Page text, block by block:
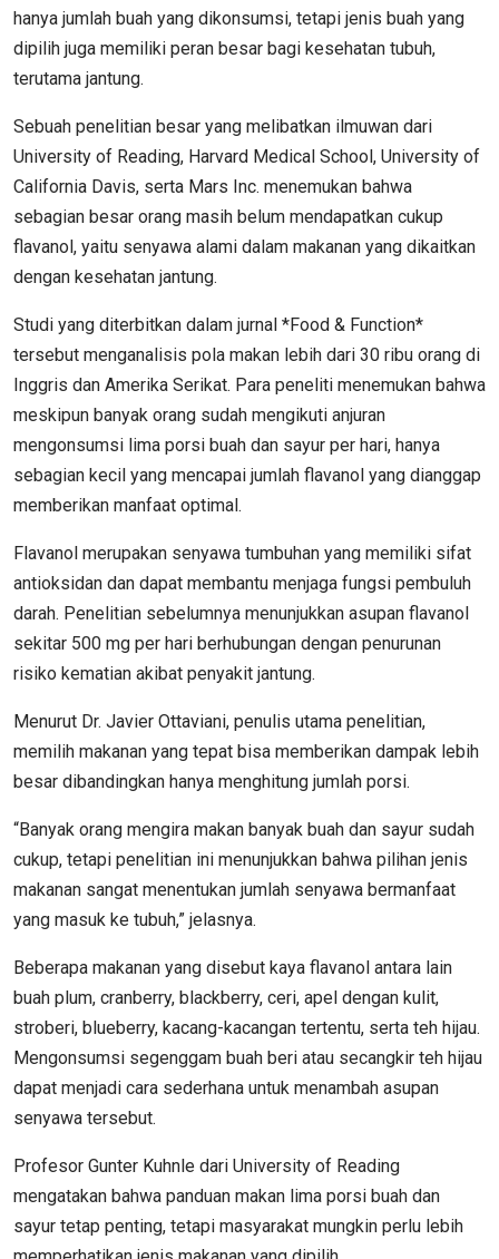
hanya jumlah buah yang dikonsumsi, tetapi jenis buah yang
dipilih juga memiliki peran besar bagi kesehatan tubuh,
terutama jantung.
Sebuah penelitian besar yang melibatkan ilmuwan dari
University of Reading, Harvard Medical School, University of
California Davis, serta Mars Inc. menemukan bahwa
sebagian besar orang masih belum mendapatkan cukup
flavanol, yaitu senyawa alami dalam makanan yang dikaitkan
dengan kesehatan jantung.
Studi yang diterbitkan dalam jurnal *Food & Function*
tersebut menganalisis pola makan lebih dari 30 ribu orang di
Inggris dan Amerika Serikat. Para peneliti menemukan bahwa
meskipun banyak orang sudah mengikuti anjuran
mengonsumsi lima porsi buah dan sayur per hari, hanya
sebagian kecil yang mencapai jumlah flavanol yang dianggap
memberikan manfaat optimal.
Flavanol merupakan senyawa tumbuhan yang memiliki sifat
antioksidan dan dapat membantu menjaga fungsi pembuluh
darah. Penelitian sebelumnya menunjukkan asupan flavanol
sekitar 500 mg per hari berhubungan dengan penurunan
risiko kematian akibat penyakit jantung.
Menurut Dr. Javier Ottaviani, penulis utama penelitian,
memilih makanan yang tepat bisa memberikan dampak lebih
besar dibandingkan hanya menghitung jumlah porsi.
“Banyak orang mengira makan banyak buah dan sayur sudah
cukup, tetapi penelitian ini menunjukkan bahwa pilihan jenis
makanan sangat menentukan jumlah senyawa bermanfaat
yang masuk ke tubuh,” jelasnya.
Beberapa makanan yang disebut kaya flavanol antara lain
buah plum, cranberry, blackberry, ceri, apel dengan kulit,
stroberi, blueberry, kacang-kacangan tertentu, serta teh hijau.
Mengonsumsi segenggam buah beri atau secangkir teh hijau
dapat menjadi cara sederhana untuk menambah asupan
senyawa tersebut.
Profesor Gunter Kuhnle dari University of Reading
mengatakan bahwa panduan makan lima porsi buah dan
sayur tetap penting, tetapi masyarakat mungkin perlu lebih